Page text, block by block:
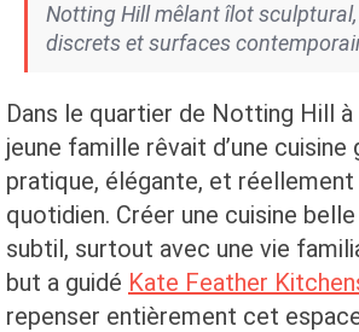
Notting Hill mêlant îlot
discrets et surfaces
Dans le quartier de Notting Hill à
jeune famille rêvait d’une cuisine
pratique, élégante, et
quotidien. Créer une cuisine
subtil, surtout avec une vie
but a guidé Kate Feather
repenser entièrement cet